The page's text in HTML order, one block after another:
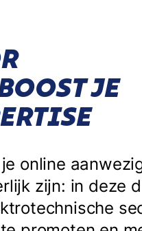
JE
online
zijn: in deze